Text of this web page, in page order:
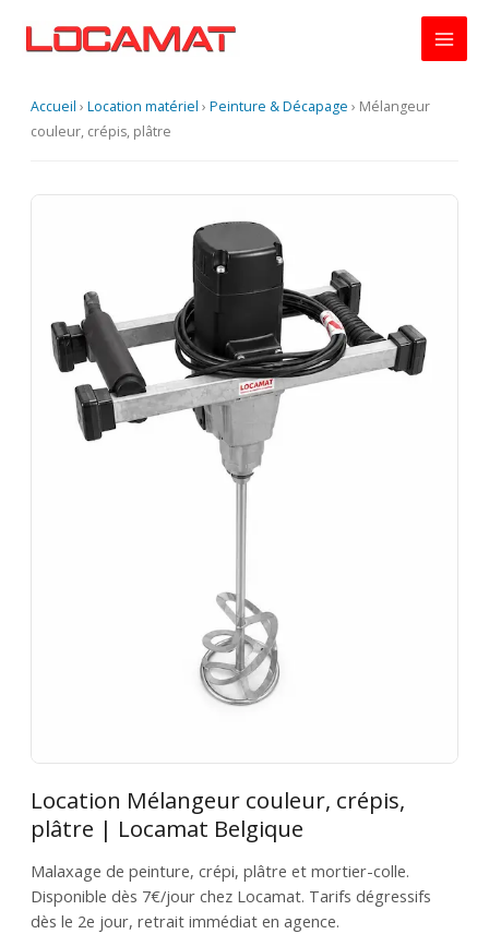
Accueil › Location matériel › Peinture & Décapage › Mélangeur
couleur, crépis, plâtre
Location Mélangeur couleur, crépis,
plâtre | Locamat Belgique
Malaxage de peinture, crépi, plâtre et mortier-colle.
Disponible dès 7€/jour chez Locamat. Tarifs dégressifs
dès le 2e jour, retrait immédiat en agence.